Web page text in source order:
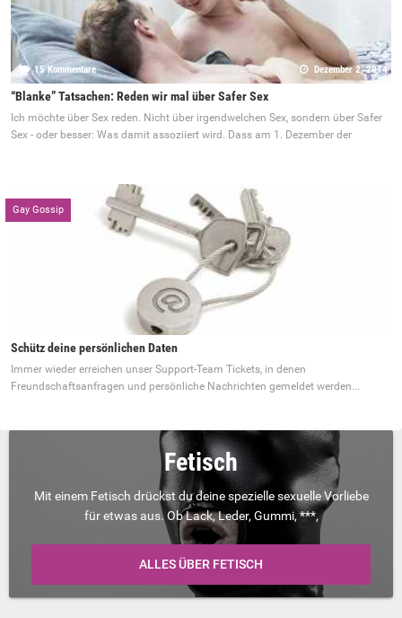
15 Kommentare Dezember 2, 2014
“Blanke” Tatsachen: Reden wir mal über Safer Sex
Ich möchte über Sex reden. Nicht über irgendwelchen Sex, sondern über Safer
Sex - oder besser: Was damit assoziiert wird. Dass am 1. Dezember der
Gay Gossip
Schütz deine persönlichen Daten
Immer wieder erreichen unser Support-Team Tickets, in denen
Freundschaftsanfragen und persönliche Nachrichten gemeldet werden...
Fetisch
Mit einem Fetisch drückst du deine spezielle sexuelle Vorliebe
für etwas aus. Ob Lack, Leder, Gummi, ***,
ALLES ÜBER FETISCH